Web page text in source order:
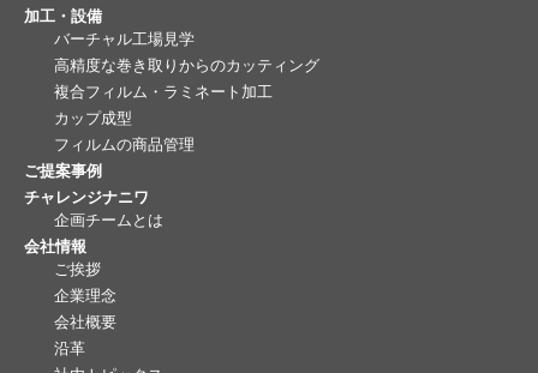
加工・設備
バーチャル工場見学
高精度な巻き取りからのカッティング
複合フィルム・ラミネート加工
カップ成型
フィルムの商品管理
ご提案事例
チャレンジナニワ
企画チームとは
会社情報
ご挨拶
企業理念
会社概要
沿革